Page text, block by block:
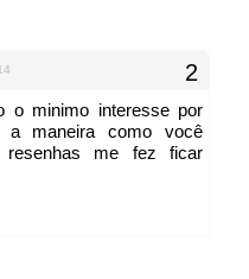
o minimo interesse por
a maneira como você
me fez ficar